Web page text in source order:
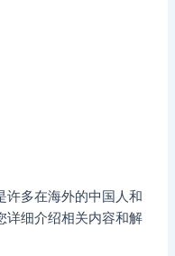
许多在海外的中国人和
详细介绍相关内容和解